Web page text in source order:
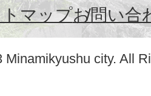
マップお問い合
Minamikyushu city. All